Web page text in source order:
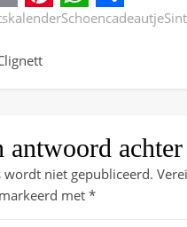
Pinterest
Share
Schoencadeautje
antwoord achter
wordt niet gepubliceerd.
met *